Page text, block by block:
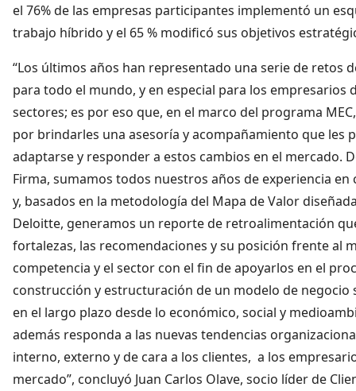
el 76% de las empresas participantes implementó un
trabajo híbrido y el 65 % modificó sus objetivos
“Los últimos años han representado una serie de retos
para todo el mundo, y en especial para los empresarios
sectores; es por eso que, en el marco del programa
por brindarles una asesoría y acompañamiento que les
adaptarse y responder a estos cambios en el mercado.
Firma, sumamos todos nuestros años de experiencia
y, basados en la metodología del Mapa de Valor
Deloitte, generamos un reporte de retroalimentación
fortalezas, las recomendaciones y su posición frente al
competencia y el sector con el fin de apoyarlos en el
construcción y estructuración de un modelo de negocio
en el largo plazo desde lo económico, social y
además responda a las nuevas tendencias
interno, externo y de cara a los clientes, a los
mercado”, concluyó Juan Carlos Olave, socio líder de